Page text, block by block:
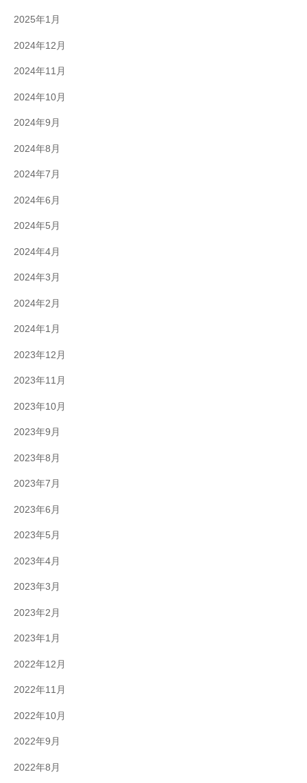
2025年1月
2024年12月
2024年11月
2024年10月
2024年9月
2024年8月
2024年7月
2024年6月
2024年5月
2024年4月
2024年3月
2024年2月
2024年1月
2023年12月
2023年11月
2023年10月
2023年9月
2023年8月
2023年7月
2023年6月
2023年5月
2023年4月
2023年3月
2023年2月
2023年1月
2022年12月
2022年11月
2022年10月
2022年9月
2022年8月